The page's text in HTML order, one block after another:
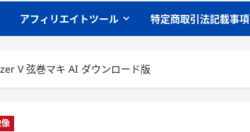
アフィリエイトツール 特定商取引法記載事項
V 弦巻マキ AI ダウンロード版
像